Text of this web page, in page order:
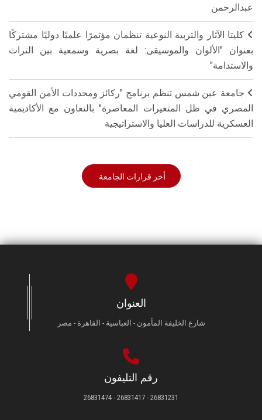
عبدالرحمن
كليتا الآثار والتربية النوعية تنظمان مؤتمرًا علميًا دوليًا مشتركًا
بعنوان "الألوان والموسيقى: لغة بصرية وسمعية بين التراث
والاستدامة"
جامعة عين شمس تنظم برنامج "ركائز ومحددات الأمن القومي
المصري في ظل المتغيرات المعاصرة" بالتعاون مع الأكاديمية
العسكرية للدراسات العليا والاستراتيجية
أخر قرارات الجامعة
العنوان
شارع الخليفة المأمون - العباسية - القاهرة - مصر
رقم التليفون
26831231 - 26831417 - 26831474